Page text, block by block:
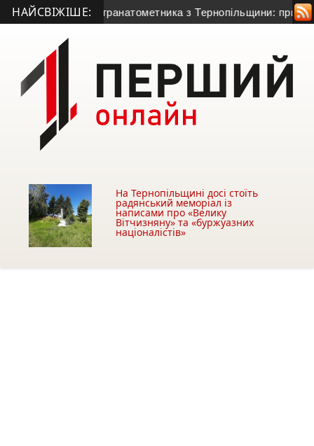
НАЙСВІЖІШЕ:
50-річного гранатометника з Тернопільщини: причина
На Тернопільщині досі стоїть
радянський меморіал із
написами про «Велику
Вітчизняну» та «буржуазних
націоналістів»